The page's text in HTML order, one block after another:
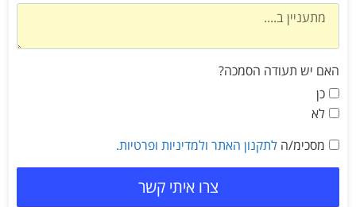
האם יש תעודה הסמכה?
כן
לא
מסכימ/ה לתקנון האתר ולמדיניות ופרטיות.
צרו איתי קשר